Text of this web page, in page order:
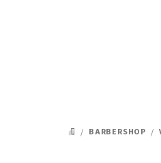
DOMŮ
/ BARBERSHOP /